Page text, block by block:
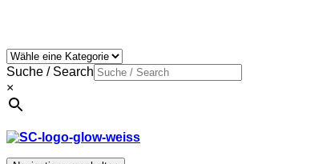
Suche / Search
×